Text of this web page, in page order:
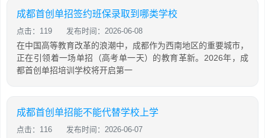
成都首创单招签约班保录取到哪类学校
点击：119 发布时间：2026-06-08
在中国高等教育改革的浪潮中，成都作为西南地区的重要城市，
正在引领着一场单招（高考单一天）的教育革新。2026年，成
都首创单招培训学校将开启第一
成都首创单招能不能代替学校上学
点击：116 发布时间：2026-06-07